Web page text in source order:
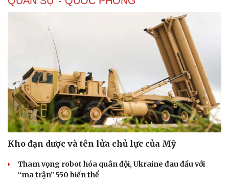
Doanh nghiệp
Thông tin doanh nghiệp
Doanh nghiệp 24h
Doanh nhân
Vì cộng đồng
Công nghệ
Sành điệu
Tin Công nghệ
Chuyển đổi số
Kho đạn dược và tên lửa chủ lực của Mỹ
Tham vọng robot hóa quân đội, Ukraine đau đầu với
“ma trận” 550 biến thể